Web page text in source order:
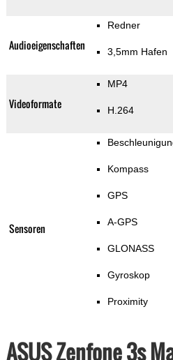
Audioeigenschaften
Redner
3,5mm Hafen
Videoformate
MP4
H.264
Sensoren
Kompass
GPS
A-GPS
GLONASS
Gyroskop
Proximity
ASUS Zenfone 3s